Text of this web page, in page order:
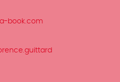
book.com